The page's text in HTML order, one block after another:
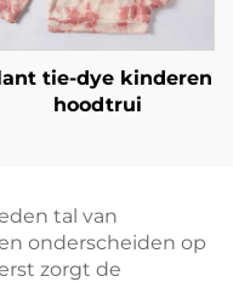
tie-dye kinderen
hoodtrui
tal van
onderscheiden op
zorgt de